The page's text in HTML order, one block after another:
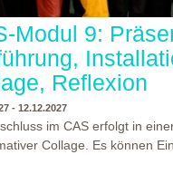
Modul 9:
Reflexion
- 12.12.2027
im CAS erfolgt in
Collage. Es können